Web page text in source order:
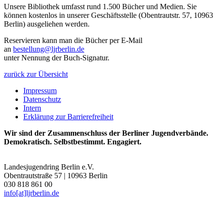
Unsere Bibliothek umfasst rund 1.500 Bücher und Medien. Sie
können kostenlos in unserer Geschäftsstelle (Obentrautstr. 57, 10963
Berlin) ausgeliehen werden.
Reservieren kann man die Bücher per E-Mail
an bestellung@ljrberlin.de
unter Nennung der Buch-Signatur.
zurück zur Übersicht
Impressum
Datenschutz
Intern
Erklärung zur Barrierefreiheit
Wir sind der Zusammenschluss der Berliner Jugendverbände.
Demokratisch. Selbstbestimmt. Engagiert.
Landesjugendring Berlin e.V.
Obentrautstraße 57 | 10963 Berlin
030 818 861 00
info[at]ljrberlin.de